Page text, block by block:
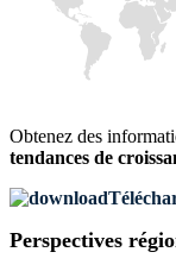
Obtenez des
tendances de
Perspectives